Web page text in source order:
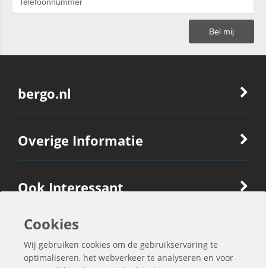
bergo.nl
Overige Informatie
Ook Interessant
Contactgegevens
Cookies
Wij gebruiken cookies om de gebruikservaring te
optimaliseren, het webverkeer te analyseren en voor